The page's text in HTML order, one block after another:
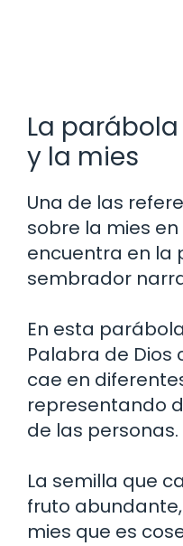
La
y la mies
Una de las
sobre la mies en
encuentra en la
sembrador
En esta
Palabra de Dios
cae en
representando
de las personas.
La semilla que
fruto
mies que es